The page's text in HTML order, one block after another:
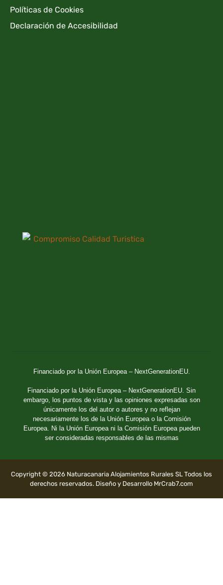
Políticas de Cookies
Declaración de Accesibilidad
Financiado por la Unión Europea – NextGenerationEU.
Financiado por la Unión Europea – NextGenerationEU. Sin
embargo, los puntos de vista y las opiniones expresadas son
únicamente los del autor o autores y no reflejan
necesariamente los de la Unión Europea o la Comisión
Europea. Ni la Unión Europea ni la Comisión Europea pueden
ser consideradas responsables de las mismas
Copyright © 2026 Naturacanaria Alojamientos Rurales SL Todos los
derechos reservados. Diseño y Desarrollo MrCrab7.com